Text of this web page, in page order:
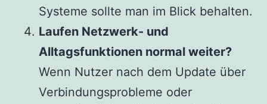
Systeme sollte man im Blick behalten.
Laufen Netzwerk- und
Alltagsfunktionen normal weiter?
Wenn Nutzer nach dem Update über
Verbindungsprobleme oder